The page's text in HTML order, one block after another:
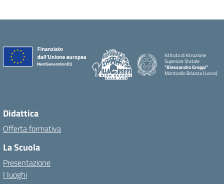
Istituto di Istruzione
Superiore Statale
"Alessandro Greppi"
Monticello Brianza (Lecco)
Didattica
Offerta formativa
La Scuola
Presentazione
I luoghi